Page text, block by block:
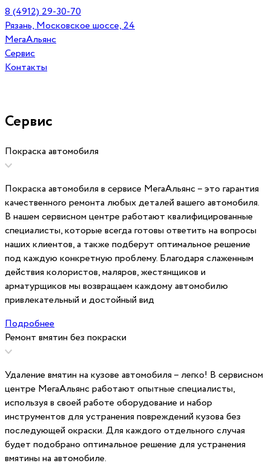
8 (4912) 29-30-70
Рязань, Московское шоссе, 24
МегаАльянс
Сервис
Контакты
Сервис
Покраска автомобиля
Покраска автомобиля в сервисе МегаАльянс – это гарантия
качественного ремонта любых деталей вашего автомобиля.
В нашем сервисном центре работают квалифицированные
специалисты, которые всегда готовы ответить на вопросы
наших клиентов, а также подберут оптимальное решение
под каждую конкретную проблему. Благодаря слаженным
действия колористов, маляров, жестянщиков и
арматурщиков мы возвращаем каждому автомобилю
привлекательный и достойный вид
Подробнее
Ремонт вмятин без покраски
Удаление вмятин на кузове автомобиля – легко! В сервисном
центре МегаАльянс работают опытные специалисты,
используя в своей работе оборудование и набор
инструментов для устранения повреждений кузова без
последующей окраски. Для каждого отдельного случая
будет подобрано оптимальное решение для устранения
вмятины на автомобиле.